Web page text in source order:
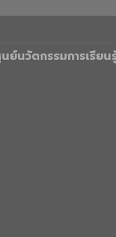
ย์นวัตกรรมการเรีย